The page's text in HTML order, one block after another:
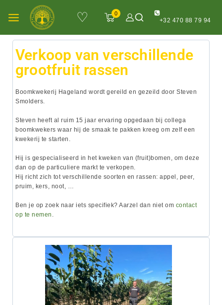
♡ 0
+32 470 88 79 94
Verkoop van verschillende
grootfruit rassen
Boomkwekerij Hageland wordt gereild en gezeild door Steven
Smolders.
Steven heeft al ruim 15 jaar ervaring opgedaan bij collega
boomkwekers waar hij de smaak te pakken kreeg om zelf een
kwekerij te starten.
Hij is gespecialiseerd in het kweken van (fruit)bomen, om deze
dan op de particuliere markt te verkopen.
Hij richt zich tot verschillende soorten en rassen: appel, peer,
pruim, kers, noot, …
Ben je op zoek naar iets specifiek? Aarzel dan niet om contact
op te nemen .